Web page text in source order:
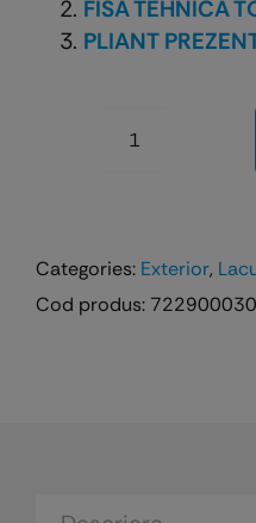
FISA TEHNICA
PLIANT
Cantitate
–
kit
Categories: Exterior,
Cod produs: